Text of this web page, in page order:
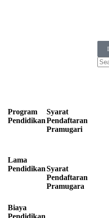
Program
Pendidikan
Lama
Pendidikan
Biaya
Syarat
Pendaftaran
Pramugari
Syarat
Pendaftaran
Pramugara